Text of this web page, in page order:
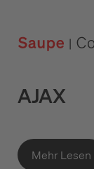
AJAX
Mehr Lesen